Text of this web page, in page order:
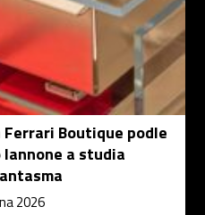
Boutique podle
Iannone a studia
2026